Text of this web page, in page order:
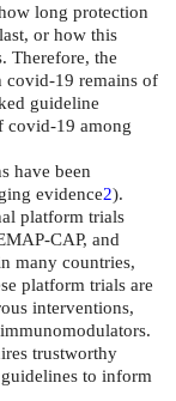
long protection
or how this
Therefore, the
covid-19 remains of
guideline
covid-19 among
have been
evidence2).
platform trials
CAP, and
many countries,
platform trials are
interventions,
trustworthy
to inform